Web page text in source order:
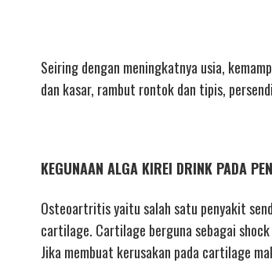
Seiring dengan meningkatnya usia,
dan kasar, rambut rontok dan tipis,
KEGUNAAN ALGA KIREI DRINK PADA
Osteoartritis yaitu salah satu penyakit
cartilage. Cartilage berguna sebagai
Jika membuat kerusakan pada cartilage